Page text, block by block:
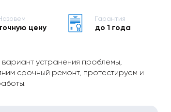
цену
Гарантия
до 1 года
устранения проблемы,
срочный ремонт, протестируем и